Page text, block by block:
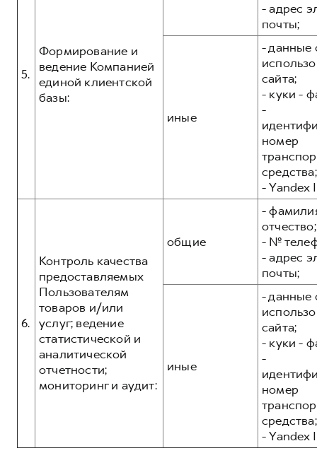
5.
Формирование и
ведение Компанией
единой клиентской
базы:
- адрес
почты;
иные
- данные
сайта;
- куки -
-
номер
средства;
- Yandex
6.
Контроль качества
предоставляемых
Пользователям
товаров и/или
услуг; ведение
статистической и
аналитической
отчетности;
мониторинг и аудит:
общие
-
отчество;
- №
- адрес
почты;
иные
- данные
сайта;
- куки -
-
номер
средства;
- Yandex